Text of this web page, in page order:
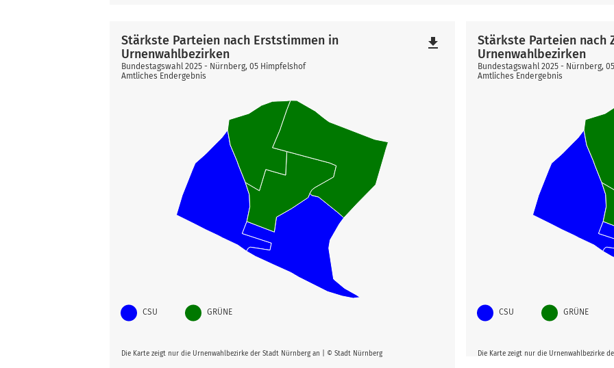
Die Karte zeigt nur die Urnenwahlbezirke der Stadt Nürnberg an | © Stadt Nürnberg
Stärkste Parteien nach Erststimmen in
Urnenwahlbezirken
Bundestagswahl 2025 - Nürnberg, 05 Himpfelshof
Amtliches Endergebnis
CSU GRÜNE
file_download
Die Karte zeigt nur die Urnenwahlbezirke
Stärkste Parteien nach
Urnenwahlbezirken
Bundestagswahl 2025 - Nürnberg,
Amtliches Endergebnis
CSU GRÜNE